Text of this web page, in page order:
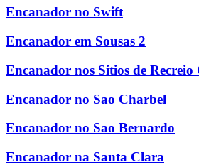
Encanador no Swift
Encanador em Sousas 2
Encanador nos Sitios de Recreio
Encanador no Sao Charbel
Encanador no Sao Bernardo
Encanador na Santa Clara